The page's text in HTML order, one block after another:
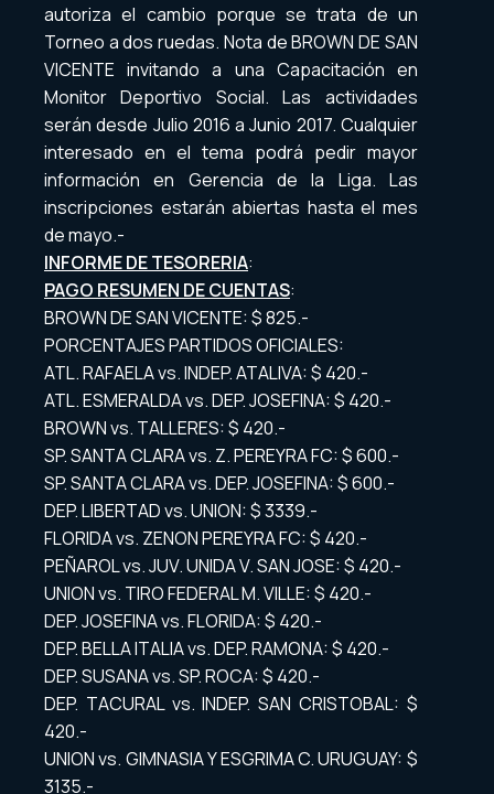
autoriza el cambio porque se trata de un
Torneo a dos ruedas. Nota de BROWN DE SAN
VICENTE invitando a una Capacitación en
Monitor Deportivo Social. Las actividades
serán desde Julio 2016 a Junio 2017. Cualquier
interesado en el tema podrá pedir mayor
información en Gerencia de la Liga. Las
inscripciones estarán abiertas hasta el mes
de mayo.-
INFORME DE TESORERIA:
PAGO RESUMEN DE CUENTAS:
BROWN DE SAN VICENTE: $ 825.-
PORCENTAJES PARTIDOS OFICIALES:
ATL. RAFAELA vs. INDEP. ATALIVA: $ 420.-
ATL. ESMERALDA vs. DEP. JOSEFINA: $ 420.-
BROWN vs. TALLERES: $ 420.-
SP. SANTA CLARA vs. Z. PEREYRA FC: $ 600.-
SP. SANTA CLARA vs. DEP. JOSEFINA: $ 600.-
DEP. LIBERTAD vs. UNION: $ 3339.-
FLORIDA vs. ZENON PEREYRA FC: $ 420.-
PEÑAROL vs. JUV. UNIDA V. SAN JOSE: $ 420.-
UNION vs. TIRO FEDERAL M. VILLE: $ 420.-
DEP. JOSEFINA vs. FLORIDA: $ 420.-
DEP. BELLA ITALIA vs. DEP. RAMONA: $ 420.-
DEP. SUSANA vs. SP. ROCA: $ 420.-
DEP. TACURAL vs. INDEP. SAN CRISTOBAL: $
420.-
UNION vs. GIMNASIA Y ESGRIMA C. URUGUAY: $
3135.-